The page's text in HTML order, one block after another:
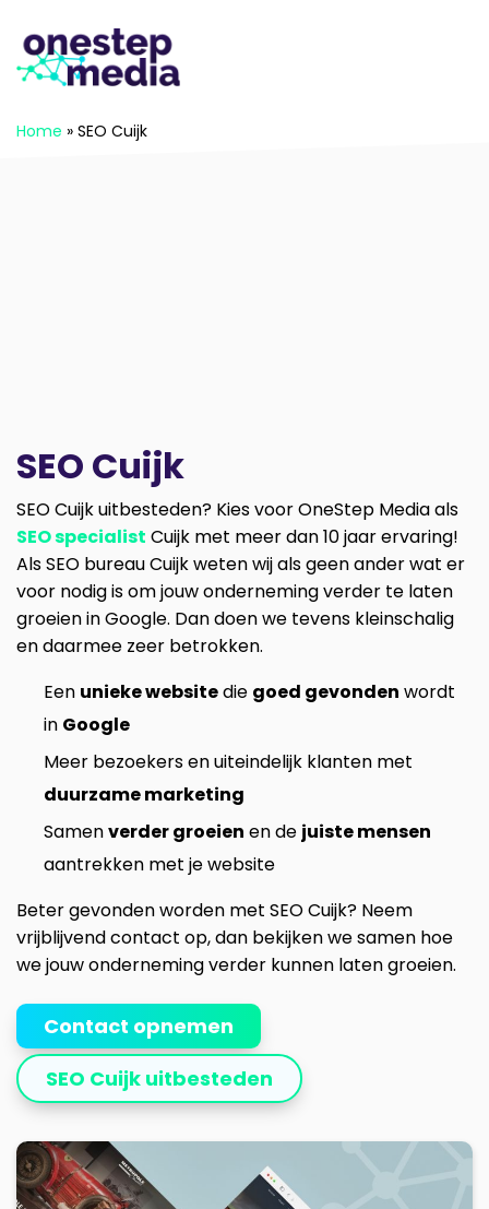
Home » SEO Cuijk
SEO Cuijk
SEO Cuijk uitbesteden? Kies voor OneStep Media als
SEO specialist Cuijk met meer dan 10 jaar ervaring!
Als SEO bureau Cuijk weten wij als geen ander wat er
voor nodig is om jouw onderneming verder te laten
groeien in Google. Dan doen we tevens kleinschalig
en daarmee zeer betrokken.
Een unieke websitedie goed gevonden wordt
in Google
Meer bezoekers en uiteindelijk klanten met
duurzame marketing
Samenverder groeien en de juiste mensen
aantrekken met je website
Beter gevonden worden met SEO Cuijk? Neem
vrijblijvend contact op, dan bekijken we samen hoe
we jouw onderneming verder kunnen laten groeien.
Contact opnemen
SEO Cuijk uitbesteden